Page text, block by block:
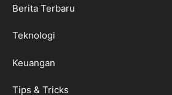
Berita Terbaru
Teknologi
Keuangan
Tips & Tricks